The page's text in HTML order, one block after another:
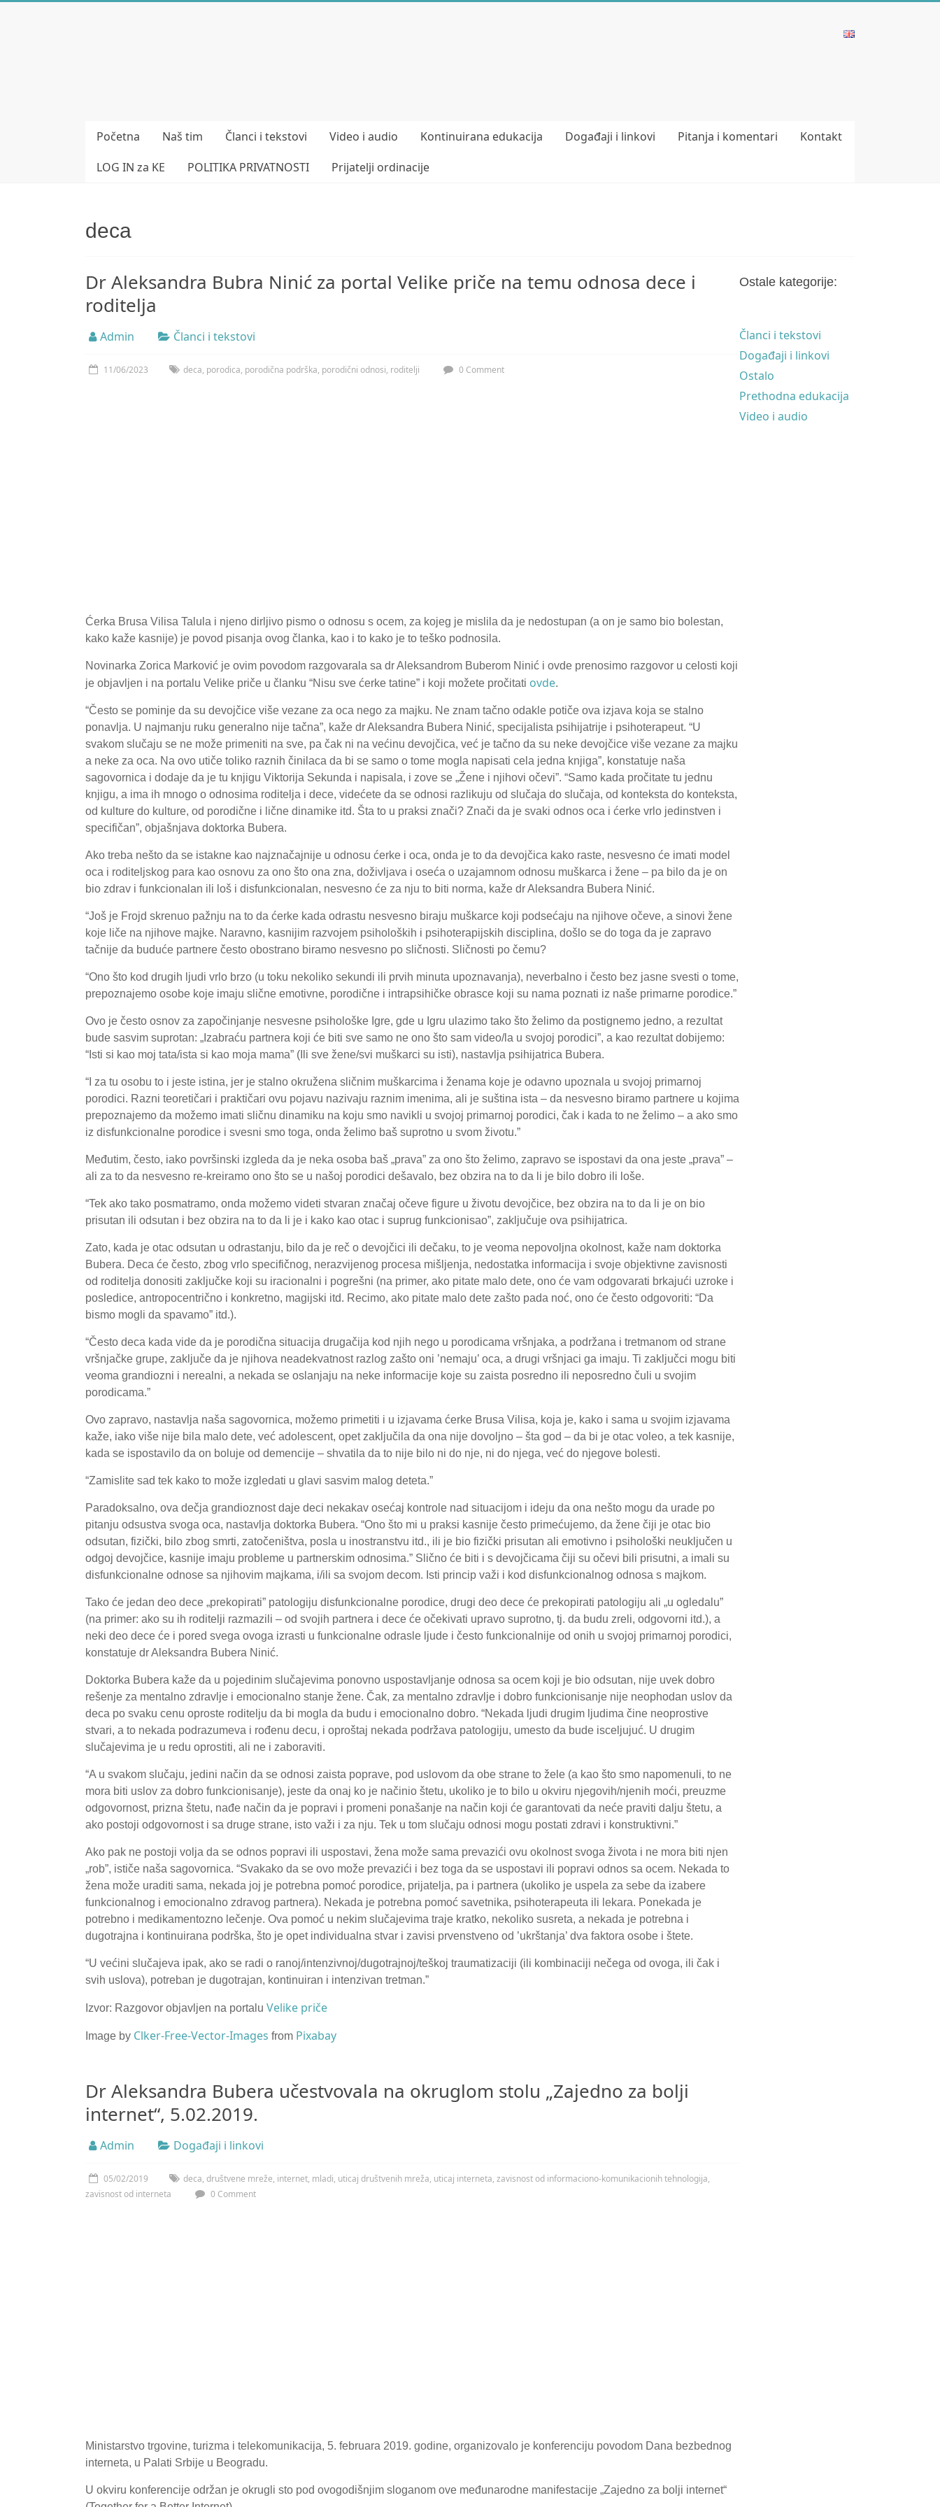
psihijatrije
Početna Naš tim Članci i tekstovi Video i audio Kontinuirana edukacija Događaji i linkovi Pitanja i komentari
Kontakt
LOG IN za KE
POLITIKA PRIVATNOSTI Prijatelji ordinacije
deca
Dr Aleksandra Bubra Ninić za portal Velike priče na temu odnosa dece i
roditelja
Admin Članci i tekstovi
11/06/2023 deca, porodica, porodična podrška, porodični odnosi, roditelji 0 Comment
Ćerka Brusa Vilisa Talula i njeno dirljivo pismo o odnosu s ocem, za kojeg je mislila da je nedostupan (a on je samo bio bolestan,
kako kaže kasnije) je povod pisanja ovog članka, kao i to kako je to teško podnosila.
Novinarka Zorica Marković je ovim povodom razgovarala sa dr Aleksandrom Buberom Ninić i ovde prenosimo razgovor u celosti koji
je objavljen i na portalu Velike priče u članku “Nisu sve ćerke tatine” i koji možete pročitati ovde.
“Često se pominje da su devojčice više vezane za oca nego za majku. Ne znam tačno odakle potiče ova izjava koja se stalno
ponavlja. U najmanju ruku generalno nije tačna”, kaže dr Aleksandra Bubera Ninić, specijalista psihijatrije i psihoterapeut. “U
svakom slučaju se ne može primeniti na sve, pa čak ni na većinu devojčica, već je tačno da su neke devojčice više vezane za majku
a neke za oca. Na ovo utiče toliko raznih činilaca da bi se samo o tome mogla napisati cela jedna knjiga”, konstatuje naša
sagovornica i dodaje da je tu knjigu Viktorija Sekunda i napisala, i zove se „Žene i njihovi očevi”. “Samo kada pročitate tu jednu
knjigu, a ima ih mnogo o odnosima roditelja i dece, videćete da se odnosi razlikuju od slučaja do slučaja, od konteksta do konteksta,
od kulture do kulture, od porodične i lične dinamike itd. Šta to u praksi znači? Znači da je svaki odnos oca i ćerke vrlo jedinstven i
specifičan”, objašnjava doktorka Bubera.
Ako treba nešto da se istakne kao najznačajnije u odnosu ćerke i oca, onda je to da devojčica kako raste, nesvesno će imati model
oca i roditeljskog para kao osnovu za ono što ona zna, doživljava i oseća o uzajamnom odnosu muškarca i žene – pa bilo da je on
bio zdrav i funkcionalan ili loš i disfunkcionalan, nesvesno će za nju to biti norma, kaže dr Aleksandra Bubera Ninić.
“Još je Frojd skrenuo pažnju na to da ćerke kada odrastu nesvesno biraju muškarce koji podsećaju na njihove očeve, a sinovi žene
koje liče na njihove majke. Naravno, kasnijim razvojem psiholoških i psihoterapijskih disciplina, došlo se do toga da je zapravo
tačnije da buduće partnere često obostrano biramo nesvesno po sličnosti. Sličnosti po čemu?
“Ono što kod drugih ljudi vrlo brzo (u toku nekoliko sekundi ili prvih minuta upoznavanja), neverbalno i često bez jasne svesti o tome,
prepoznajemo osobe koje imaju slične emotivne, porodične i intrapsihičke obrasce koji su nama poznati iz naše primarne porodice.”
Ovo je često osnov za započinjanje nesvesne psihološke Igre, gde u Igru ulazimo tako što želimo da postignemo jedno, a rezultat
bude sasvim suprotan: „Izabraću partnera koji će biti sve samo ne ono što sam video/la u svojoj porodici”, a kao rezultat dobijemo:
“Isti si kao moj tata/ista si kao moja mama” (Ili sve žene/svi muškarci su isti), nastavlja psihijatrica Bubera.
“I za tu osobu to i jeste istina, jer je stalno okružena sličnim muškarcima i ženama koje je odavno upoznala u svojoj primarnoj
porodici. Razni teoretičari i praktičari ovu pojavu nazivaju raznim imenima, ali je suština ista – da nesvesno biramo partnere u kojima
prepoznajemo da možemo imati sličnu dinamiku na koju smo navikli u svojoj primarnoj porodici, čak i kada to ne želimo – a ako smo
iz disfunkcionalne porodice i svesni smo toga, onda želimo baš suprotno u svom životu.”
Međutim, često, iako površinski izgleda da je neka osoba baš „prava” za ono što želimo, zapravo se ispostavi da ona jeste „prava” –
ali za to da nesvesno re-kreiramo ono što se u našoj porodici dešavalo, bez obzira na to da li je bilo dobro ili loše.
“Tek ako tako posmatramo, onda možemo videti stvaran značaj očeve figure u životu devojčice, bez obzira na to da li je on bio
prisutan ili odsutan i bez obzira na to da li je i kako kao otac i suprug funkcionisao”, zaključuje ova psihijatrica.
Zato, kada je otac odsutan u odrastanju, bilo da je reč o devojčici ili dečaku, to je veoma nepovoljna okolnost, kaže nam doktorka
Bubera. Deca će često, zbog vrlo specifičnog, nerazvijenog procesa mišljenja, nedostatka informacija i svoje objektivne zavisnosti
od roditelja donositi zaključke koji su iracionalni i pogrešni (na primer, ako pitate malo dete, ono će vam odgovarati brkajući uzroke i
posledice, antropocentrično i konkretno, magijski itd. Recimo, ako pitate malo dete zašto pada noć, ono će često odgovoriti: “Da
bismo mogli da spavamo” itd.).
“Često deca kada vide da je porodična situacija drugačija kod njih nego u porodicama vršnjaka, a podržana i tretmanom od strane
vršnjačke grupe, zaključe da je njihova neadekvatnost razlog zašto oni ’nemaju’ oca, a drugi vršnjaci ga imaju. Ti zaključci mogu biti
veoma grandiozni i nerealni, a nekada se oslanjaju na neke informacije koje su zaista posredno ili neposredno čuli u svojim
porodicama.”
Ovo zapravo, nastavlja naša sagovornica, možemo primetiti i u izjavama ćerke Brusa Vilisa, koja je, kako i sama u svojim izjavama
kaže, iako više nije bila malo dete, već adolescent, opet zaključila da ona nije dovoljno – šta god – da bi je otac voleo, a tek kasnije,
kada se ispostavilo da on boluje od demencije – shvatila da to nije bilo ni do nje, ni do njega, već do njegove bolesti.
“Zamislite sad tek kako to može izgledati u glavi sasvim malog deteta.”
Paradoksalno, ova dečja grandioznost daje deci nekakav osećaj kontrole nad situacijom i ideju da ona nešto mogu da urade po
pitanju odsustva svoga oca, nastavlja doktorka Bubera. “Ono što mi u praksi kasnije često primećujemo, da žene čiji je otac bio
odsutan, fizički, bilo zbog smrti, zatočeništva, posla u inostranstvu itd., ili je bio fizički prisutan ali emotivno i psihološki neuključen u
odgoj devojčice, kasnije imaju probleme u partnerskim odnosima.” Slično će biti i s devojčicama čiji su očevi bili prisutni, a imali su
disfunkcionalne odnose sa njihovim majkama, i/ili sa svojom decom. Isti princip važi i kod disfunkcionalnog odnosa s majkom.
Tako će jedan deo dece „prekopirati” patologiju disfunkcionalne porodice, drugi deo dece će prekopirati patologiju ali „u ogledalu”
(na primer: ako su ih roditelji razmazili – od svojih partnera i dece će očekivati upravo suprotno, tj. da budu zreli, odgovorni itd.), a
neki deo dece će i pored svega ovoga izrasti u funkcionalne odrasle ljude i često funkcionalnije od onih u svojoj primarnoj porodici,
konstatuje dr Aleksandra Bubera Ninić.
Doktorka Bubera kaže da u pojedinim slučajevima ponovno uspostavljanje odnosa sa ocem koji je bio odsutan, nije uvek dobro
rešenje za mentalno zdravlje i emocionalno stanje žene. Čak, za mentalno zdravlje i dobro funkcionisanje nije neophodan uslov da
deca po svaku cenu oproste roditelju da bi mogla da budu i emocionalno dobro. “Nekada ljudi drugim ljudima čine neoprostive
stvari, a to nekada podrazumeva i rođenu decu, i oproštaj nekada podržava patologiju, umesto da bude isceljujuć. U drugim
slučajevima je u redu oprostiti, ali ne i zaboraviti.
“A u svakom slučaju, jedini način da se odnosi zaista poprave, pod uslovom da obe strane to žele (a kao što smo napomenuli, to ne
mora biti uslov za dobro funkcionisanje), jeste da onaj ko je načinio štetu, ukoliko je to bilo u okviru njegovih/njenih moći, preuzme
odgovornost, prizna štetu, nađe način da je popravi i promeni ponašanje na način koji će garantovati da neće praviti dalju štetu, a
ako postoji odgovornost i sa druge strane, isto važi i za nju. Tek u tom slučaju odnosi mogu postati zdravi i konstruktivni.”
Ako pak ne postoji volja da se odnos popravi ili uspostavi, žena može sama prevazići ovu okolnost svoga života i ne mora biti njen
„rob”, ističe naša sagovornica. “Svakako da se ovo može prevazići i bez toga da se uspostavi ili popravi odnos sa ocem. Nekada to
žena može uraditi sama, nekada joj je potrebna pomoć porodice, prijatelja, pa i partnera (ukoliko je uspela za sebe da izabere
funkcionalnog i emocionalno zdravog partnera). Nekada je potrebna pomoć savetnika, psihoterapeuta ili lekara. Ponekada je
potrebno i medikamentozno lečenje. Ova pomoć u nekim slučajevima traje kratko, nekoliko susreta, a nekada je potrebna i
dugotrajna i kontinuirana podrška, što je opet individualna stvar i zavisi prvenstveno od ’ukrštanja’ dva faktora osobe i štete.
“U većini slučajeva ipak, ako se radi o ranoj/intenzivnoj/dugotrajnoj/teškoj traumatizaciji (ili kombinaciji nečega od ovoga, ili čak i
svih uslova), potreban je dugotrajan, kontinuiran i intenzivan tretman.”
Izvor: Razgovor objavljen na portalu Velike priče
Image by Clker-Free-Vector-Images from Pixabay
Dr Aleksandra Bubera učestvovala na okruglom stolu „Zajedno za bolji
internet“, 5.02.2019.
Admin Događaji i linkovi
05/02/2019 deca, društvene mreže, internet, mladi, uticaj društvenih mreža, uticaj interneta, zavisnost od informaciono-komunikacionih tehnologija,
zavisnost od interneta
0 Comment
Ministarstvo trgovine, turizma i telekomunikacija, 5. februara 2019. godine, organizovalo je konferenciju povodom Dana bezbednog
interneta, u Palati Srbije u Beogradu.
U okviru konferencije održan je okrugli sto pod ovogodišnjim sloganom ove međunarodne manifestacije „Zajedno za bolji internet“
Ostale kategorije:
Članci i tekstovi
Događaji i linkovi
Ostalo
Prethodna edukacija
Video i audio